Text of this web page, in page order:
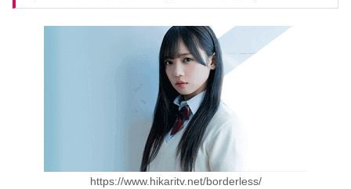
https://www.hikaritv.net/borderless/